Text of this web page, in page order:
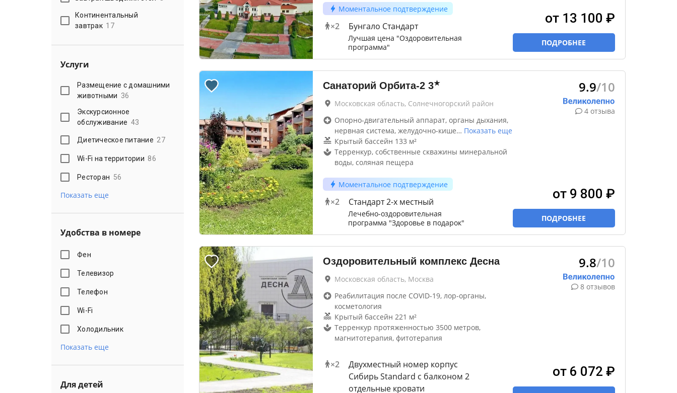
Континентальный
завтрак 17
Услуги
Размещение с домашними
животными 36
Экскурсионное
обслуживание 43
Диетическое питание 27
Wi-Fi на территории 86
Ресторан 56
Показать еще
Удобства в номере
Фен
Телевизор
Телефон
Wi-Fi
Холодильник
Показать еще
Для детей
Моментальное подтверждение
×2 Бунгало Стандарт
Лучшая цена "Оздоровительная
программа"
от 13 100 ₽
ПОДРОБНЕЕ
Санаторий Орбита-2 3★
Московская область, Солнечногорский район
Опорно-двигательный аппарат, органы дыхания,
нервная система, желудочно-кише… Показать еще
Крытый бассейн 133 м²
Терренкур, собственные скважины минеральной
воды, соляная пещера
Моментальное подтверждение
×2 Стандарт 2-х местный
Лечебно-оздоровительная
программа "Здоровье в подарок"
9.9/10
4 отзыва
от 9 800 ₽
ПОДРОБНЕЕ
Оздоровительный комплекс Десна
Московская область, Москва
Реабилитация после COVID-19, лор-органы,
косметология
Крытый бассейн 221 м²
Терренкур протяженностью 3500 метров,
магнитотерапия, фитотерапия
×2
Двухместный номер корпус
Сибирь Standard с балконом 2
отдельные кровати
9.8/10
8 отзывов
от 6 072 ₽